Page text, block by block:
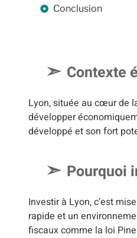
Conclusion
Contexte
Lyon, située au cœur de
développer
développé et son fort
Pourquoi
Investir à Lyon, c’est
rapide et un
fiscaux comme la loi